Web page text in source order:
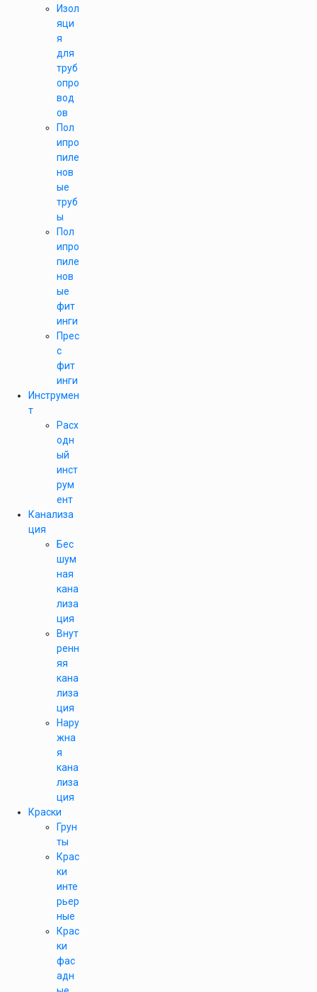
Изол
яци
я
для
труб
опро
вод
ов
Пол
ипро
пиле
нов
ые
труб
ы
Пол
ипро
пиле
нов
ые
фит
инги
Прес
с
фит
инги
Инструмен
т
Расх
одн
ый
инст
рум
ент
Канализа
ция
Бес
шум
ная
кана
лиза
ция
Внут
ренн
яя
кана
лиза
ция
Нару
жна
я
кана
лиза
ция
Краски
Грун
ты
Крас
ки
инте
рьер
ные
Крас
ки
фас
адн